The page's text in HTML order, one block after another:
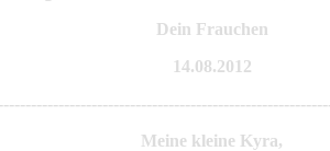
Dein Frauchen
14.08.2012
Meine kleine Kyra,